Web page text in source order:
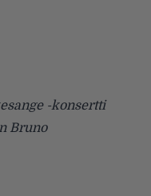
-konsertti
Bruno